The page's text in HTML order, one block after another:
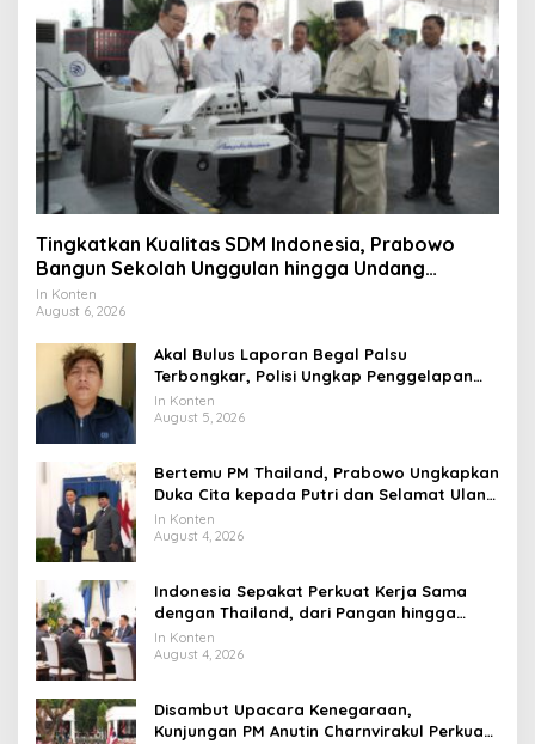
Tingkatkan Kualitas SDM Indonesia, Prabowo
Bangun Sekolah Unggulan hingga Undang
Universitas Terbaik Dunia
In Konten
August 6, 2026
Akal Bulus Laporan Begal Palsu
Terbongkar, Polisi Ungkap Penggelapan
Uang Perusahaan untuk Crypto
In Konten
August 5, 2026
Bertemu PM Thailand, Prabowo Ungkapkan
Duka Cita kepada Putri dan Selamat Ulang
Tahun ke Raja Thailand
In Konten
August 4, 2026
Indonesia Sepakat Perkuat Kerja Sama
dengan Thailand, dari Pangan hingga
Ekonomi Digital
In Konten
August 4, 2026
Disambut Upacara Kenegaraan,
Kunjungan PM Anutin Charnvirakul Perkuat